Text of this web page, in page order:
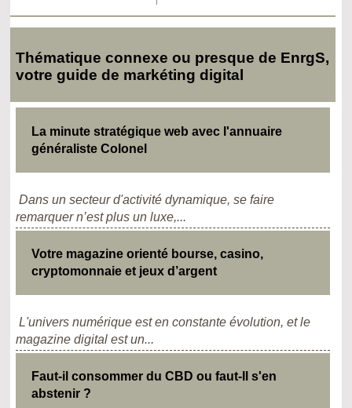
Thématique connexe ou presque de EnrgS,
votre guide de markéting digital
La minute stratégique web avec l'annuaire
généraliste Colonel
Dans un secteur d'activité dynamique, se faire
remarquer n’est plus un luxe,...
Votre magazine orienté bourse, casino,
cryptomonnaie et jeux d’argent
L'univers numérique est en constante évolution, et le
magazine digital est un...
Faut-il consommer du CBD ou faut-Il s'en
abstenir ?